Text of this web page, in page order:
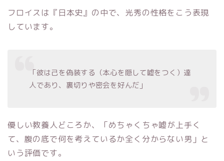
フロイスは『日本史』の中で、光秀の性格をこう表現
しています。
「彼は己を偽装する（本心を隠して嘘をつく）達
人であり、裏切りや密会を好んだ」
優しい教養人どころか、「めちゃくちゃ嘘が上手く
て、腹の底で何を考えているか全く分からない男」と
いう評価です。